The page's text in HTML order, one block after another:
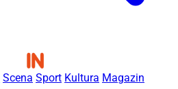
Scena Sport Kultura Magazin